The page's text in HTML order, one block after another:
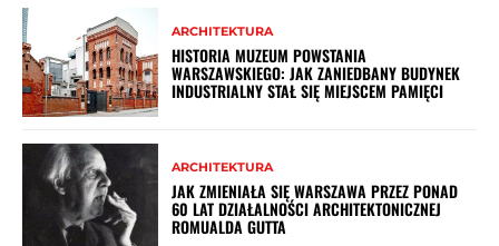
ARCHITEKTURA
HISTORIA MUZEUM POWSTANIA
WARSZAWSKIEGO: JAK ZANIEDBANY BUDYNEK
INDUSTRIALNY STAŁ SIĘ MIEJSCEM PAMIĘCI
ARCHITEKTURA
JAK ZMIENIAŁA SIĘ WARSZAWA PRZEZ PONAD
60 LAT DZIAŁALNOŚCI ARCHITEKTONICZNEJ
ROMUALDA GUTTA